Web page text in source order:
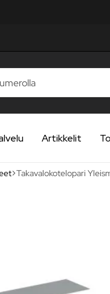
Artikkelit
Takavalokotelopari